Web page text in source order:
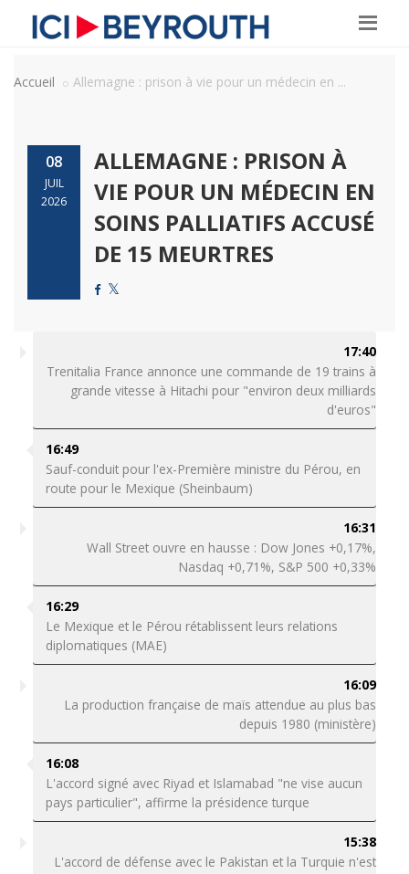
Accueil Allemagne : prison à vie pour un médecin en ...
08
JUIL
2026
ALLEMAGNE : PRISON À
VIE POUR UN MÉDECIN EN
SOINS PALLIATIFS ACCUSÉ
DE 15 MEURTRES
17:40
Trenitalia France annonce une commande de 19 trains à
grande vitesse à Hitachi pour "environ deux milliards
d'euros"
16:49
Sauf-conduit pour l'ex-Première ministre du Pérou, en
route pour le Mexique (Sheinbaum)
16:31
Wall Street ouvre en hausse : Dow Jones +0,17%,
Nasdaq +0,71%, S&P 500 +0,33%
16:29
Le Mexique et le Pérou rétablissent leurs relations
diplomatiques (MAE)
16:09
La production française de maïs attendue au plus bas
depuis 1980 (ministère)
16:08
L'accord signé avec Riyad et Islamabad "ne vise aucun
pays particulier", affirme la présidence turque
15:38
L'accord de défense avec le Pakistan et la Turquie n'est